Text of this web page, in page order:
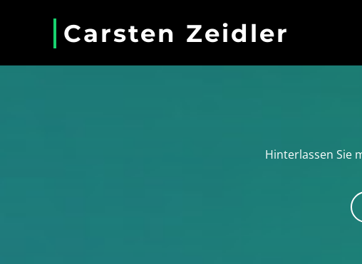
Carsten Zeidler
Hinterlassen Sie